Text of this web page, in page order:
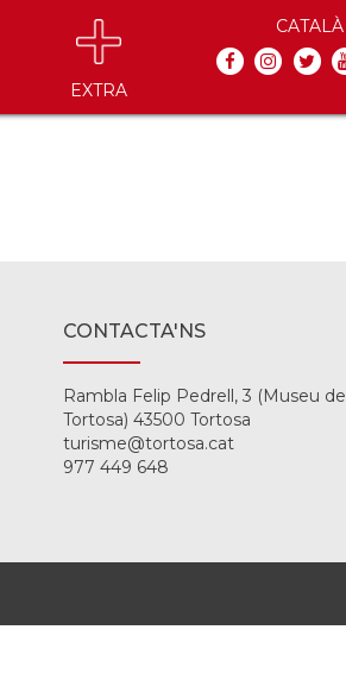
EXTRA
CATALÀ
CONTACTA'NS
Rambla Felip Pedrell, 3 (Museu de
Tortosa) 43500 Tortosa
turisme@tortosa.cat
977 449 648